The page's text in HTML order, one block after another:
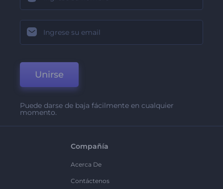
Unirse
Puede darse de baja fácilmente en cualquier
momento.
Compañía
Acerca De
Contáctenos